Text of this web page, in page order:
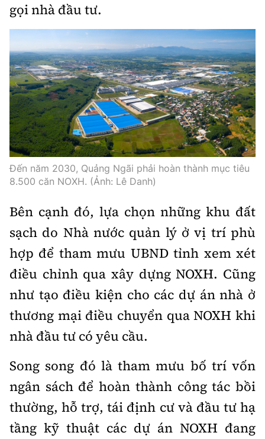
gọi nhà đầu tư.
Đến năm 2030, Quảng Ngãi phải hoàn thành mục tiêu
8.500 căn NOXH. (Ảnh: Lê Danh)
Bên cạnh đó, lựa chọn những khu đất
sạch do Nhà nước quản lý ở vị trí phù
hợp để tham mưu UBND tỉnh xem xét
điều chỉnh qua xây dựng NOXH. Cũng
như tạo điều kiện cho các dự án nhà ở
thương mại điều chuyển qua NOXH khi
nhà đầu tư có yêu cầu.
Song song đó là tham mưu bố trí vốn
ngân sách để hoàn thành công tác bồi
thường, hỗ trợ, tái định cư và đầu tư hạ
tầng kỹ thuật các dự án NOXH đang